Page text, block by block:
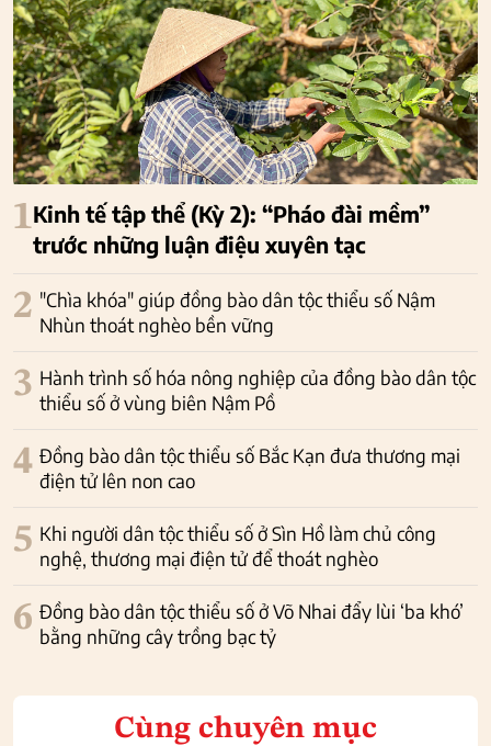
1Kinh tế tập thể (Kỳ 2): “Pháo đài mềm”
trước những luận điệu xuyên tạc
2 "Chìa khóa" giúp đồng bào dân tộc thiểu số Nậm
Nhùn thoát nghèo bền vững
3 Hành trình số hóa nông nghiệp của đồng bào dân tộc
thiểu số ở vùng biên Nậm Pồ
4 Đồng bào dân tộc thiểu số Bắc Kạn đưa thương mại
điện tử lên non cao
5 Khi người dân tộc thiểu số ở Sìn Hồ làm chủ công
nghệ, thương mại điện tử để thoát nghèo
6 Đồng bào dân tộc thiểu số ở Võ Nhai đẩy lùi ‘ba khó’
bằng những cây trồng bạc tỷ
Cùng chuyên mục